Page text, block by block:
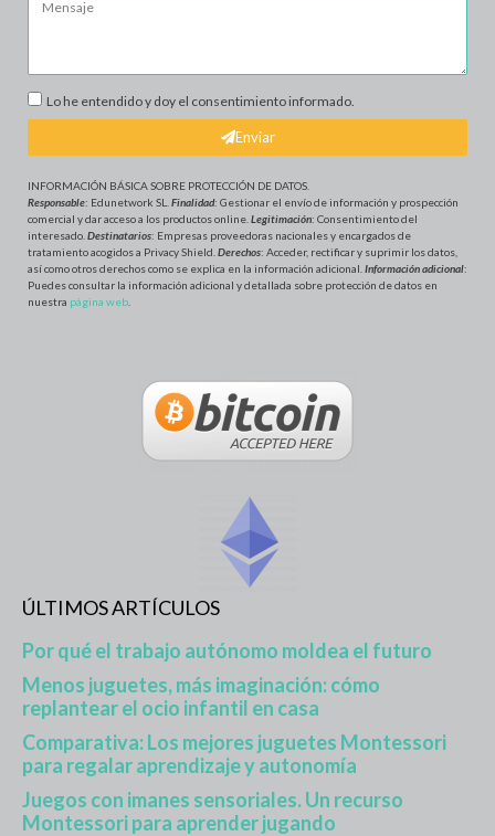
Lo he entendido y doy el consentimiento informado.
Enviar
INFORMACIÓN BÁSICA SOBRE PROTECCIÓN DE DATOS
Responsable: Edunetwork SL. Finalidad: Gestionar el envío de información y prospección
comercial y dar acceso a los productos online. Legitimación: Consentimiento del
interesado. Destinatarios: Empresas proveedoras nacionales y encargados de
tratamiento acogidos a Privacy Shield. Derechos: Acceder, rectificar y suprimir los datos,
así como otros derechos como se explica en la información adicional. Información adicional:
Puedes consultar la información adicional y detallada sobre protección de datos en
nuestra página web
ÚLTIMOS ARTÍCULOS
Por qué el trabajo autónomo moldea el futuro
Menos juguetes, más imaginación: cómo
replantear el ocio infantil en casa
Comparativa: Los mejores juguetes Montessori
para regalar aprendizaje y autonomía
Juegos con imanes sensoriales. Un recurso
Montessori para aprender jugando